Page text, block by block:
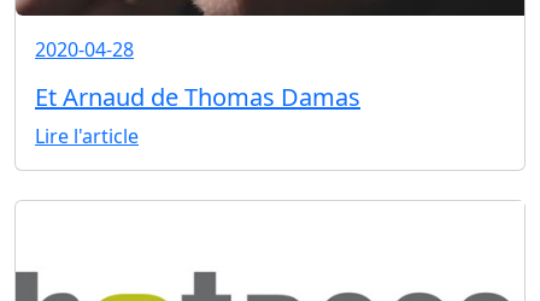
2020-04-28
Et Arnaud de Thomas Damas
Lire l'article